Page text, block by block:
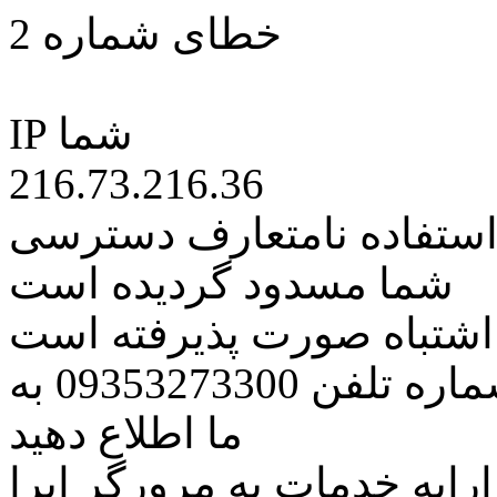
خطای شماره 2
IP شما
216.73.216.36
نامتعارف دسترسی
شما مسدود گردیده است
اشتباه صورت پذیرفته است
مراتب این مسئله را از طریق شماره تلفن 09353273300 به
ما اطلاع دهید
خدمات به مرورگر اپرا